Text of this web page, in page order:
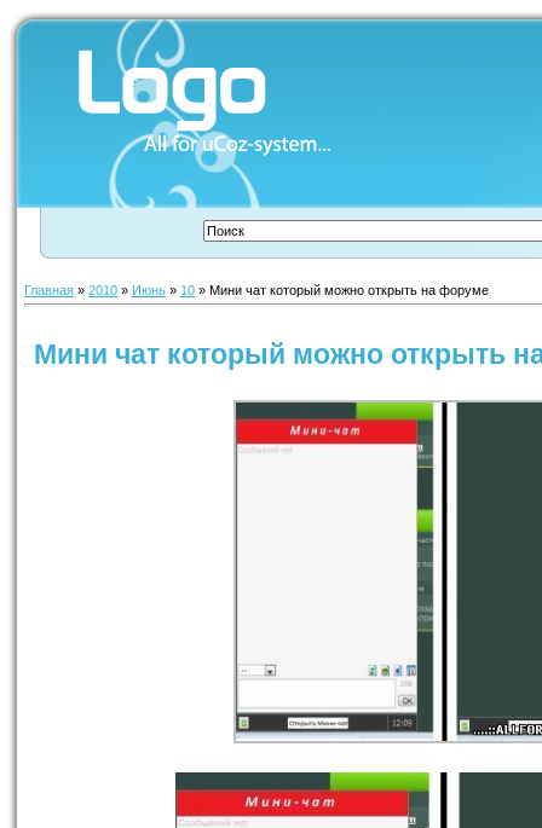
Главная » 2010 » Июнь » 10 » Мини чат который можно открыть на форуме
Мини чат который можно открыть